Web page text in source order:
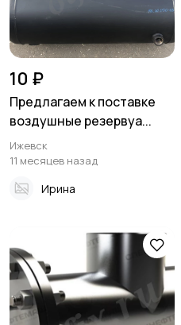
10 ₽
Предлагаем к поставке
воздушные резервуа...
Ижевск
11 месяцев назад
Ирина